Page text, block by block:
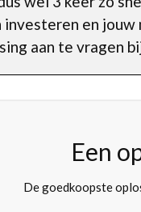
investeren en
aan te vragen
Een
De goedkoopste